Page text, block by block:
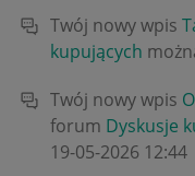
Twój nowy wpis
kupujących
Twój nowy wpis
forum Dyskusje
‎19-05-2026 12:44